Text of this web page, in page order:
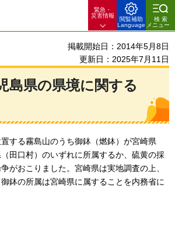
緊急・
災害情報
閲覧補助
Language
検索
メニュー
掲載開始日：2014年5月8日
更新日：2025年7月11日
島県の県境に関する
する霧島山のうち御鉢（燃鉢）が宮崎県
（田口村）のいずれに所属するか、硫黄の採
がおこりました。宮崎県は実地調査の上、
鉢の所属は宮崎県に属することを内務省に